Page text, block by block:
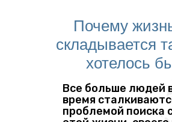
Почему
складывается
хотелось
Все больше людей
время
проблемой поиска